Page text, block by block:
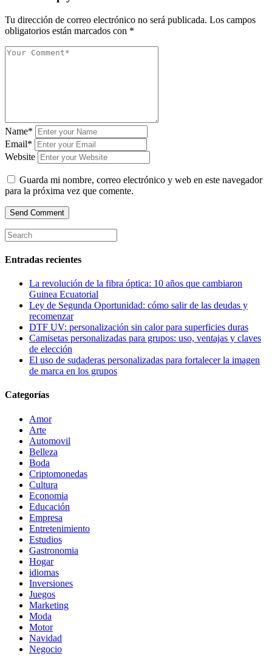
Tu dirección de correo electrónico no será publicada. Los campos
obligatorios están marcados con *
Name*
Email*
Website
Guarda mi nombre, correo electrónico y web en este navegador
para la próxima vez que comente.
Entradas recientes
La revolución de la fibra óptica: 10 años que cambiaron
Guinea Ecuatorial
Ley de Segunda Oportunidad: cómo salir de las deudas y
recomenzar
DTF UV: personalización sin calor para superficies duras
Camisetas personalizadas para grupos: uso, ventajas y claves
de elección
El uso de sudaderas personalizadas para fortalecer la imagen
de marca en los grupos
Categorías
Amor
Arte
Automovil
Belleza
Boda
Criptomonedas
Cultura
Economia
Educación
Empresa
Entretenimiento
Estudios
Gastronomia
Hogar
idiomas
Inversiones
Juegos
Marketing
Moda
Motor
Navidad
Negocio